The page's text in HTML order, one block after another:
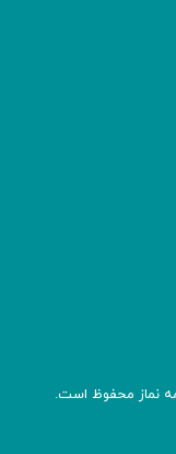
نماز محفوظ است.